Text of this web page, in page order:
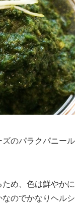
のパラクパニール
め、色は鮮やかに
のでかなりヘルシ